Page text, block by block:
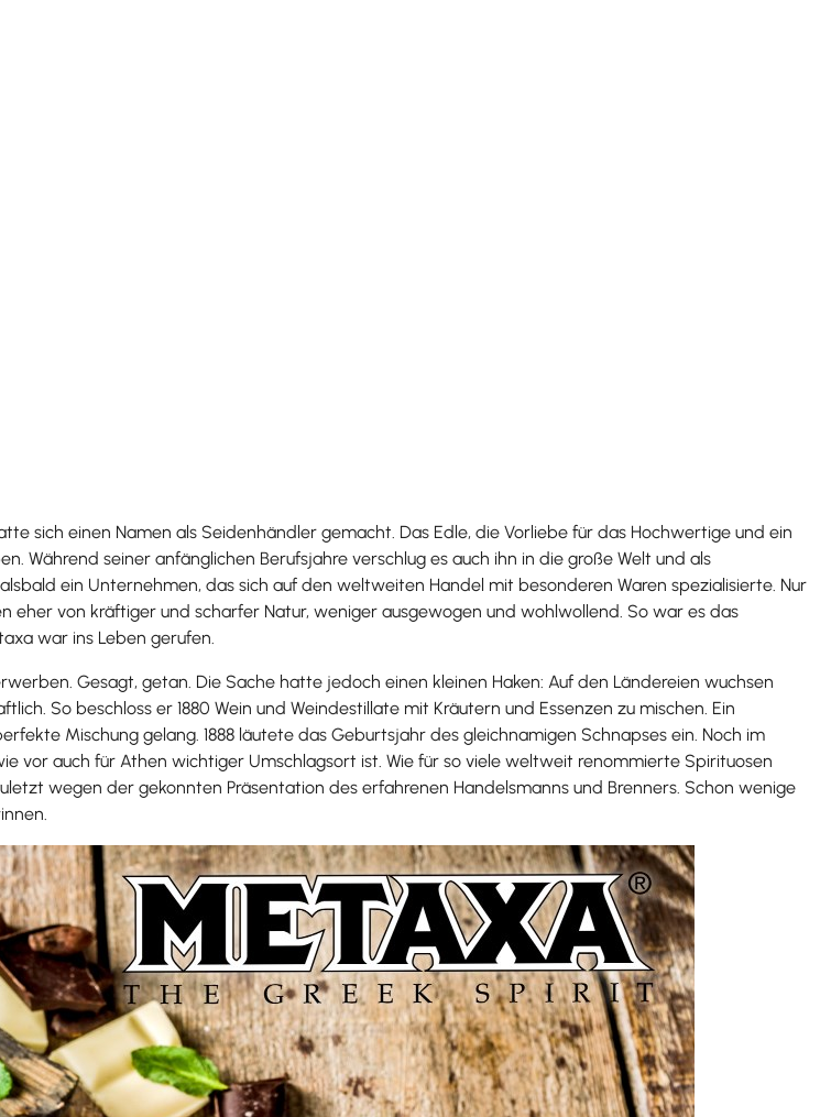
sich einen Namen als Seidenhändler gemacht. Das Edle, die Vorliebe für das Hochwertige und ein
Während seiner anfänglichen Berufsjahre verschlug es auch ihn in die große Welt und als
ein Unternehmen, das sich auf den weltweiten Handel mit besonderen Waren spezialisierte. Nur
eher von kräftiger und scharfer Natur, weniger ausgewogen und wohlwollend. So war es das
war ins Leben gerufen.
Gesagt, getan. Die Sache hatte jedoch einen kleinen Haken: Auf den Ländereien wuchsen
So beschloss er 1880 Wein und Weindestillate mit Kräutern und Essenzen zu mischen. Ein
Mischung gelang. 1888 läutete das Geburtsjahr des gleichnamigen Schnapses ein. Noch im
vor auch für Athen wichtiger Umschlagsort ist. Wie für so viele weltweit renommierte Spirituosen
wegen der gekonnten Präsentation des erfahrenen Handelsmanns und Brenners. Schon wenige